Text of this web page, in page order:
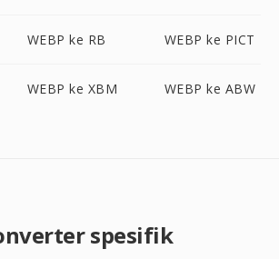
WEBP ke RB WEBP ke PICT
WEBP ke XBM WEBP ke ABW
spesifik